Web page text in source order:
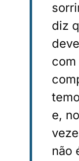
diz
com
e,
não